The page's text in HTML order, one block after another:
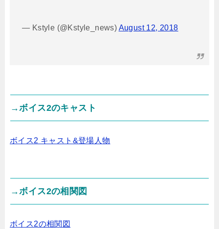
— Kstyle (@Kstyle_news) August 12, 2018
→ボイス2のキャスト
ボイス2 キャスト&登場人物
→ボイス2の相関図
ボイス2の相関図